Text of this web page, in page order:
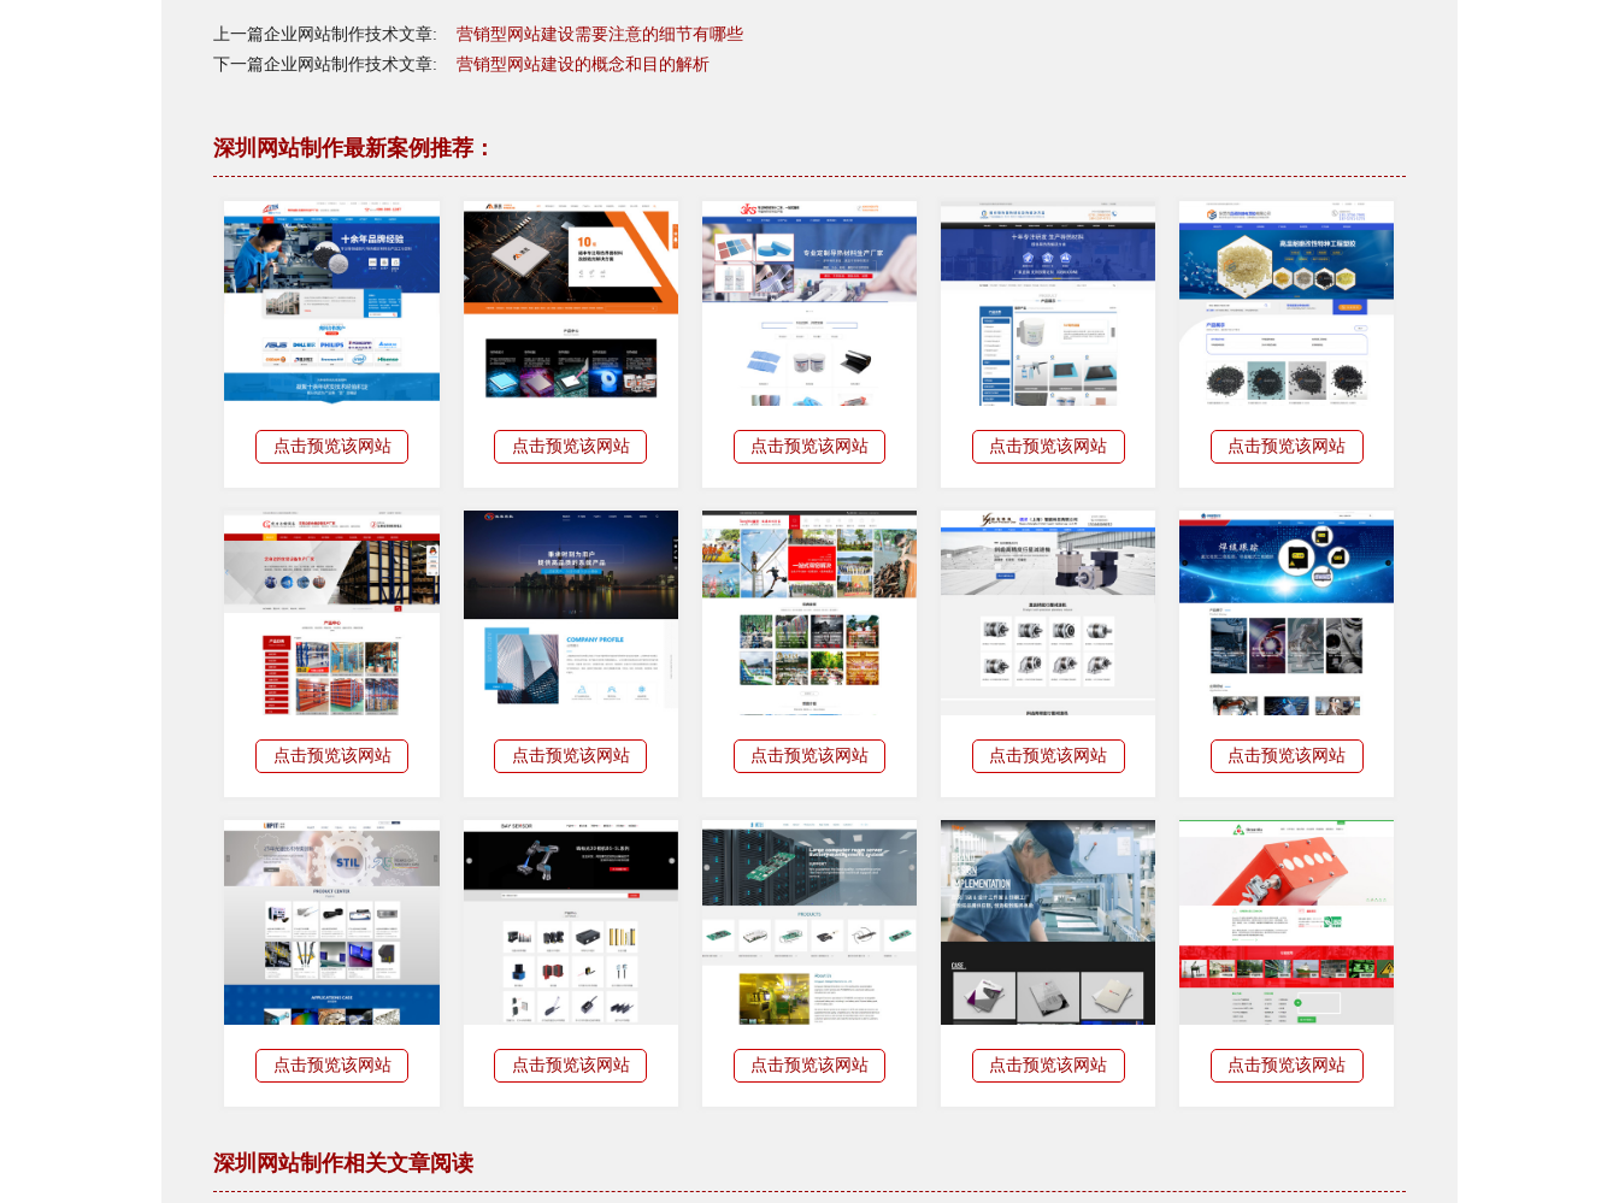
上一篇企业网站制作技术文章: 营销型网站建设需要注意的细节有哪些
下一篇企业网站制作技术文章: 营销型网站建设的概念和目的解析
深圳网站制作最新案例推荐：
点击预览该网站 点击预览该网站 点击预览该网站 点击预览该网站 点击预览该网站
点击预览该网站 点击预览该网站 点击预览该网站 点击预览该网站 点击预览该网站
点击预览该网站 点击预览该网站 点击预览该网站 点击预览该网站 点击预览该网站
深圳网站制作相关文章阅读